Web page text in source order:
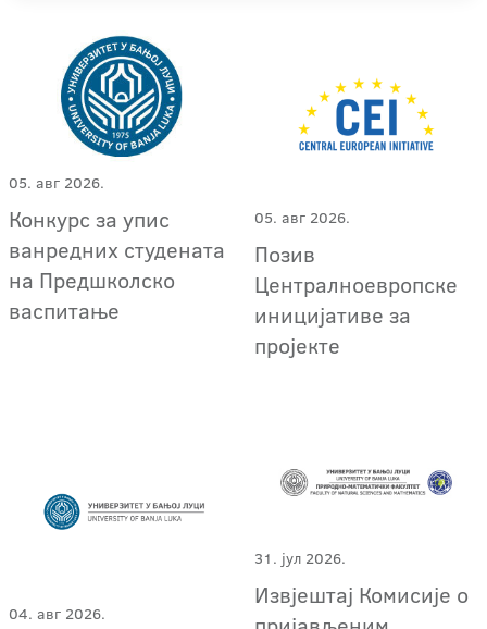
05. авг 2026.
Конкурс за упис
ванредних студената
на Предшколско
васпитање
05. авг 2026.
Позив
Централноевропске
иницијативе за
пројекте
04. авг 2026.
31. јул 2026.
Извјештај Комисије о